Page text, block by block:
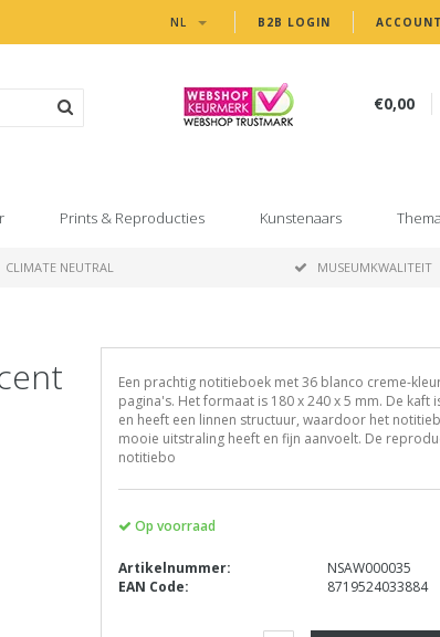
B2B LOGIN
NL
€0,00
Prints & Reproducties Kunstenaars
CLIMATE NEUTRAL MUSEUMKWALITEIT
Een prachtig notitieboek met 36 blanco creme-
pagina's. Het formaat is 180 x 240 x 5 mm. De kaft
en heeft een linnen structuur, waardoor het
mooie uitstraling heeft en fijn aanvoelt. De
notitiebo
Op voorraad
Artikelnummer:
NSAW000035
EAN Code:
8719524033884